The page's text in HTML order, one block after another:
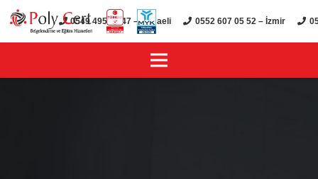
0549 495 01 47 – Kocaeli 0552 607 05 52 – İzmir